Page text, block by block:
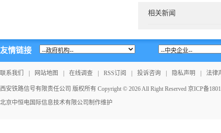
相关新闻
友情链接
联系我们 网站地图 在线调查 RSS订阅 投诉咨询 隐私声明 法律
西安铁路信号有限责任公司 版权所有 Copyright © 2026 All Right Reserved 京ICP备
北京中恒电国际信息技术有限公司 制作维护